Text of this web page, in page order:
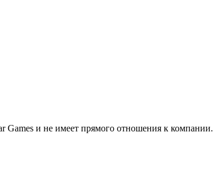
Games и не имеет прямого отношения к компании.